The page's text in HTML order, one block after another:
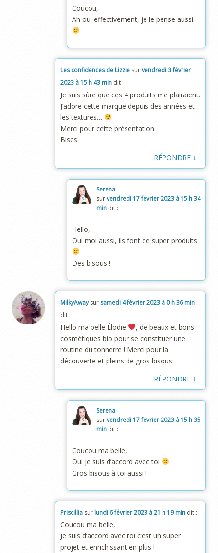
Coucou,
Ah oui effectivement, je le pense aussi
Les confidences de Lizzie survendredi 3 février
2023 à 15 h 43 min dit :
Je suis sûre que ces 4 produits me plairaient.
J’adore cette marque depuis des années et
les textures…
Merci pour cette présentation.
Bises
RÉPONDRE ↓
Serena
survendredi 17 février 2023 à 15 h 34
min dit :
Hello,
Oui moi aussi, ils font de super produits
Des bisous !
MilkyAwaysur samedi 4 février 2023 à 0 h 36 min
dit :
Hello ma belle Élodie
, de beaux et bons
cosmétiques bio pour se constituer une
routine du tonnerre ! Merci pour la
découverte et pleins de gros bisous
RÉPONDRE ↓
Serena
survendredi 17 février 2023 à 15 h 35
min dit :
Coucou ma belle,
Oui je suis d’accord avec toi
Gros bisous à toi aussi !
Priscillia sur lundi 6 février 2023 à 21 h 19 min dit :
Coucou ma belle,
Je suis d’accord avec toi c’est un super
projet et enrichissant en plus !